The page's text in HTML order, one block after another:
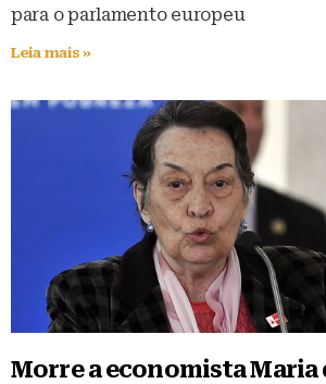
para o parlamento europeu
Leia mais »
Morre a economista Maria